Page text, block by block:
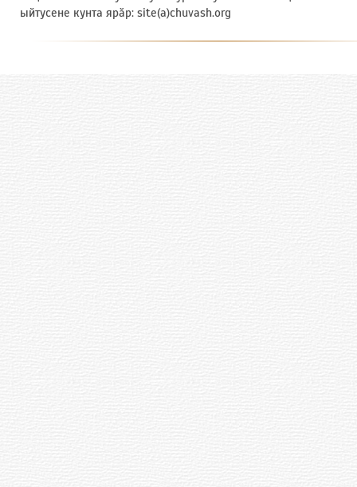
ыйтусене кунта ярӑр: site(a)chuvash.org